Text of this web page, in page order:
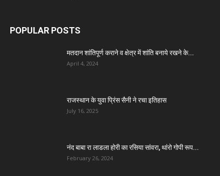
POPULAR POSTS
मतदान शांतिपूर्ण कराने व क्षेत्र में शांति बनाये रखने के...
April 4, 2024
राजस्थान के युवा प्रिंस सैनी ने रचा इतिहास
July 16, 2025
नंद बाबा रा लाडला होरी का रसिया सांवरा, थांरो गोपी रूप...
February 26, 2024